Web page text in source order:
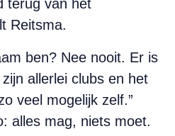
terug van het
Reitsma.
ben? Nee nooit. Er is
­allerlei clubs en het
veel mogelijk zelf.”
alles mag, niets moet.